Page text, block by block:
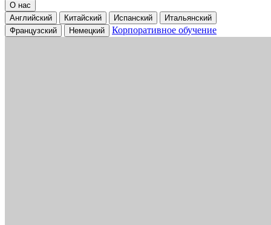
О нас
Английский
Китайский Испанский
Итальянский
Французский
Немецкий Корпоративное обучение